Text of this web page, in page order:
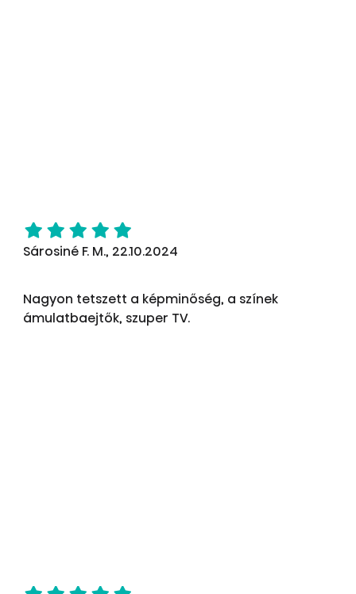
Sárosiné F. M., 22.10.2024
Nagyon tetszett a képminőség, a színek
ámulatbaejtők, szuper TV.